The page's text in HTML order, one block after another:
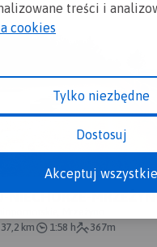
treści i
cookies
Tylko niezbędne
Dostosuj
Akceptuj wszystkie
NIECHORZE-
Mrzeżyno
37,2 km 1:58 h 367m